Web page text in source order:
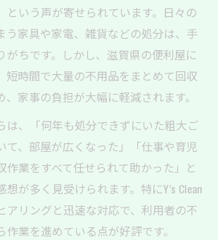
という声が寄せられています。日々の
う家具や家電、雑貨などの処分は、手
がちです。しかし、滋賀県の便利屋に
短時間で大量の不用品をまとめて回収
、家事の負担が大幅に軽減されます。
は、「何年も処分できずにいた粗大ご
て、部屋が広くなった」「仕事や育児
作業をすべて任せられて助かった」と
が多く見受けられます。特にY’s Clean
アリングと迅速な対応で、利用者の不
業を進めている点が好評です。